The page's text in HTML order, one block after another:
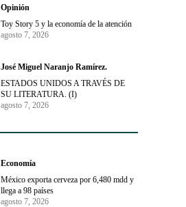
Opinión
Toy Story 5 y la economía de la atención
agosto 7, 2026
José Miguel Naranjo Ramírez.
ESTADOS UNIDOS A TRAVÉS DE
SU LITERATURA. (I)
agosto 7, 2026
Economía
México exporta cerveza por 6,480 mdd y
llega a 98 países
agosto 7, 2026